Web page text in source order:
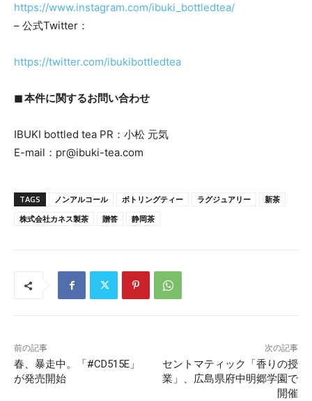
https://www.instagram.com/ibuki_bottledtea/
– 公式Twitter：
https://twitter.com/ibukibottledtea
◼︎ 本件に関するお問い合わせ
IBUKI bottled tea PR：小松 元気
E-mail：pr@ibuki-tea.com
TAGS ノンアルコール ボトリングティー ラグジュアリー
新茶
株式会社カネス製茶
贈答 静岡茶
前の記事
春、暴走中。「#CD515E」
が発売開始
次の記事
セントマティック「香りの授
業」、広島県府中明郷学園で
開催